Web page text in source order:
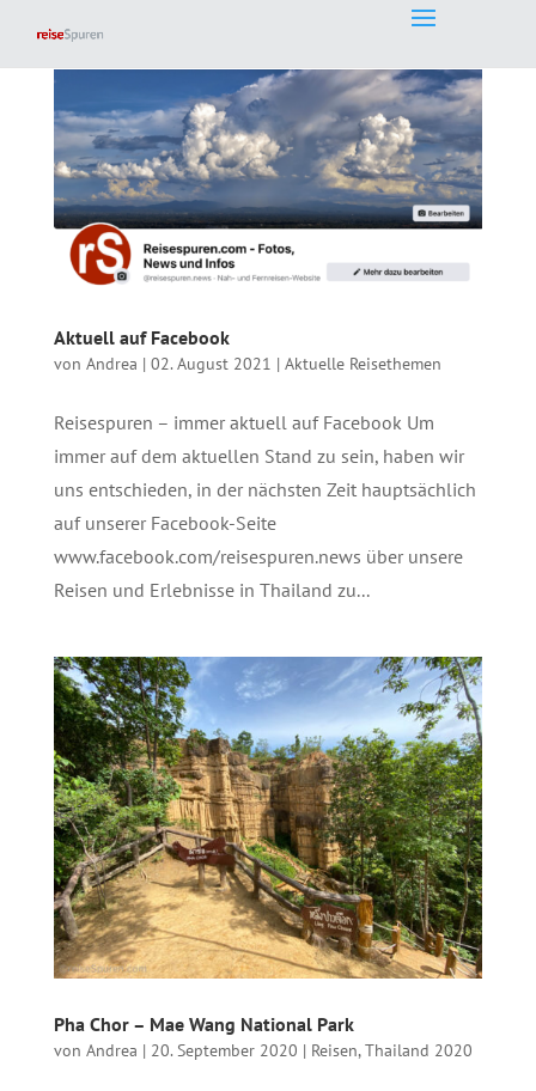
Aktuell auf Facebook
von Andrea | 02. August 2021 | Aktuelle Reisethemen
Reisespuren – immer aktuell auf Facebook Um
immer auf dem aktuellen Stand zu sein, haben wir
uns entschieden, in der nächsten Zeit hauptsächlich
auf unserer Facebook-Seite
www.facebook.com/reisespuren.news über unsere
Reisen und Erlebnisse in Thailand zu...
Pha Chor – Mae Wang National Park
von Andrea | 20. September 2020 | Reisen,Thailand 2020